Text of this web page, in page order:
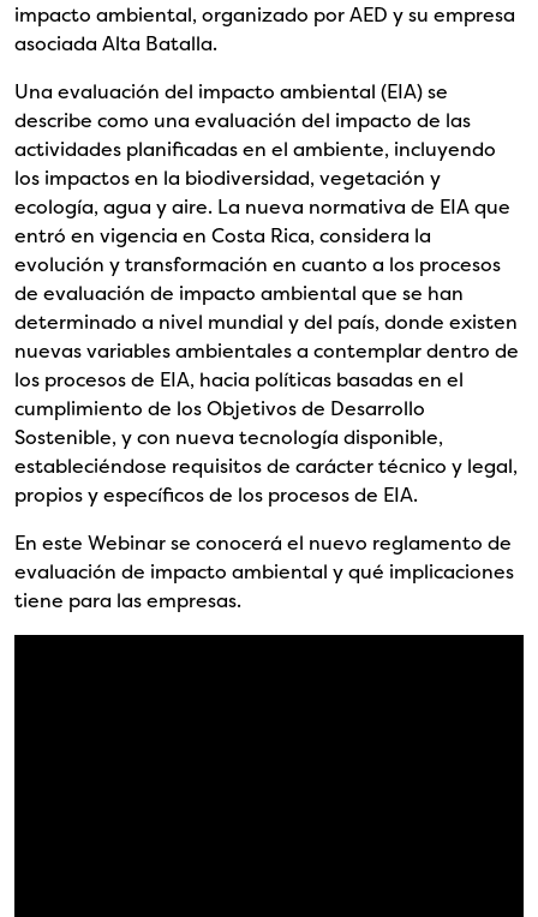
impacto ambiental, organizado por AED y su empresa
asociada Alta Batalla.
Una evaluación del impacto ambiental (EIA) se
describe como una evaluación del impacto de las
actividades planificadas en el ambiente, incluyendo
los impactos en la biodiversidad, vegetación y
ecología, agua y aire. La nueva normativa de EIA que
entró en vigencia en Costa Rica, considera la
evolución y transformación en cuanto a los procesos
de evaluación de impacto ambiental que se han
determinado a nivel mundial y del país, donde existen
nuevas variables ambientales a contemplar dentro de
los procesos de EIA, hacia políticas basadas en el
cumplimiento de los Objetivos de Desarrollo
Sostenible, y con nueva tecnología disponible,
estableciéndose requisitos de carácter técnico y legal,
propios y específicos de los procesos de EIA.
En este Webinar se conocerá el nuevo reglamento de
evaluación de impacto ambiental y qué implicaciones
tiene para las empresas.